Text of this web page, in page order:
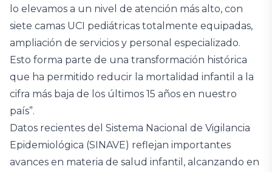
lo elevamos a un nivel de atención más alto, con
siete camas UCI pediátricas totalmente equipadas,
ampliación de servicios y personal especializado.
Esto forma parte de una transformación histórica
que ha permitido reducir la mortalidad infantil a la
cifra más baja de los últimos 15 años en nuestro
país”.
Datos recientes del Sistema Nacional de Vigilancia
Epidemiológica (SINAVE) reflejan importantes
avances en materia de salud infantil, alcanzando en